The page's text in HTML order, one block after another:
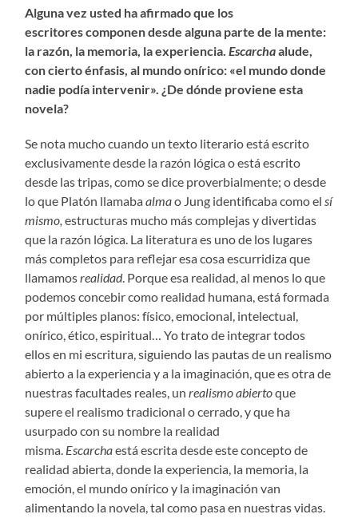
Alguna vez usted ha afirmadoque los
escritorescomponendesde alguna parte de la mente:
la razón, la memoria, la experiencia. Escarchaalude
con cierto énfasis,al mundo onírico: «el mundo donde
nadie podía intervenir» ¿De dónde proviene esta
novela?
Se nota mucho cuando un texto literario está escrito
exclusivamente desde la razón lógica o está escrito
desde las tripas, como se dice proverbialmente; o desde
lo que Platón llamabaalmao Jung identificaba como el sí
mismo,estructuras mucho más complejas y divertidas
que la razón lógica. La literatura es uno de los lugares
más completos para reflejar esa cosa escurridiza que
llamamosrealidad. Porque esa realidad, al menos lo que
podemos concebir como realidad humana, está formada
por múltiples planos: físico, emocional, intelectual,
onírico, ético, espiritual… Yo trato de integrar todos
ellos en mi escritura, siguiendo las pautas de un realismo
abierto a la experiencia y a la imaginación, que es otra de
nuestras facultades reales, unrealismo abiertoque
supere el realismo tradicional o cerrado, y que ha
usurpado con su nombre la realidad
misma. Escarchaestá escrita desde este concepto de
realidad abierta, donde la experiencia, la memoria, la
emoción, el mundo onírico y la imaginación van
alimentando la novela, tal como pasa en nuestras vidas.